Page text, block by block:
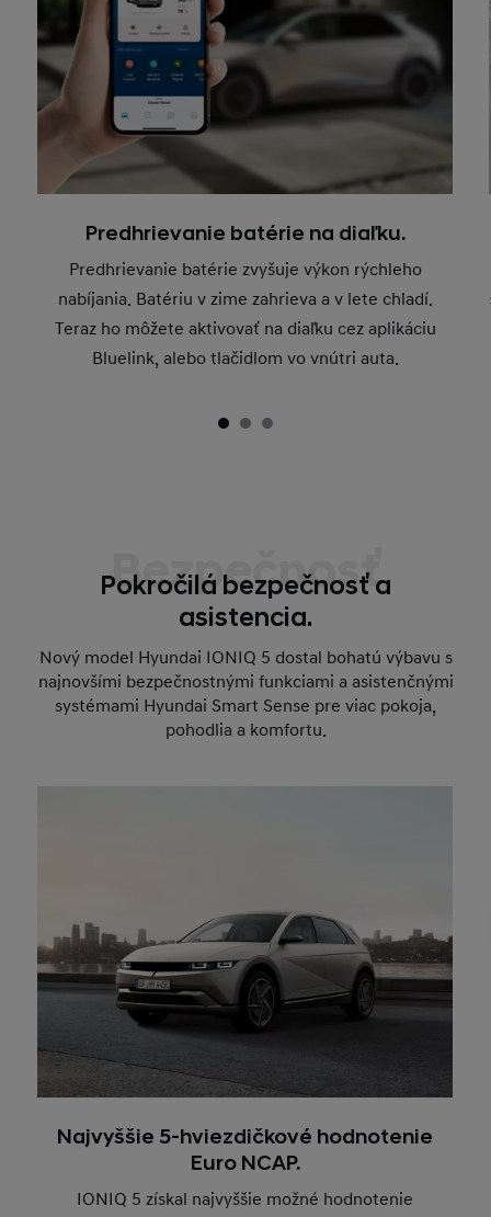
Predhrievanie batérie na diaľku.
Predhrievanie batérie zvyšuje výkon rýchleho
nabíjania. Batériu v zime zahrieva a v lete chladí.
Teraz ho môžete aktivovať na diaľku cez aplikáciu
Bluelink, alebo tlačidlom vo vnútri auta.
Bezpečnosť
Pokročilá bezpečnosť a
asistencia.
Nový model Hyundai IONIQ 5 dostal bohatú výbavu s
najnovšími bezpečnostnými funkciami a asistenčnými
systémami Hyundai Smart Sense pre viac pokoja,
pohodlia a komfortu.
Najvyššie 5-hviezdičkové hodnotenie
Euro NCAP.
IONIQ 5 získal najvyššie možné hodnotenie